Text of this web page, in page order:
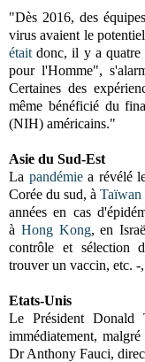
"Dès 2016, des
virus avaient le
était donc, il y a quatre
pour l'Homme",
Certaines des
même bénéficié du
(NIH) américains."
Asie du Sud-Est
La pandémiea révélé
Corée du sud, à Taïwan
années en cas
à Hong Kong, en
contrôle et sélection
trouver un vaccin, etc. -
Etats-Unis
Le Président Donald
immédiatement,
Dr Anthony Fauci,